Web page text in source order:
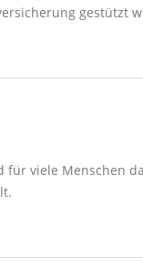
gestützt
viele Menschen